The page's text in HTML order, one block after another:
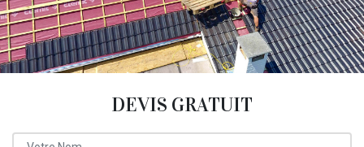
DEVIS GRATUIT